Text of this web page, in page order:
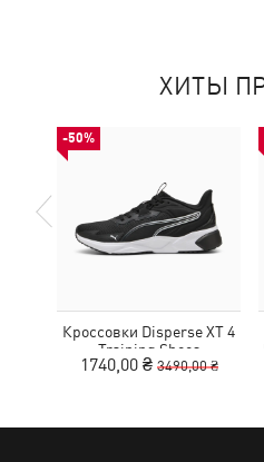
ХИТЫ
-50%
Кроссовки Disperse XT 4
Training Shoes
1740,00 ₴ 3490,00 ₴